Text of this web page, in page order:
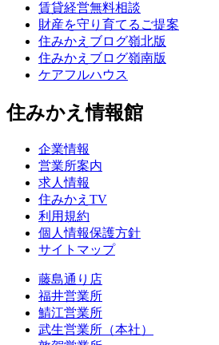
賃貸経営無料相談
財産を守り育てるご提案
住みかえブログ嶺北版
住みかえブログ嶺南版
ケアフルハウス
住みかえ情報館
企業情報
営業所案内
求人情報
住みかえTV
利用規約
個人情報保護方針
サイトマップ
藤島通り店
福井営業所
鯖江営業所
武生営業所（本社）